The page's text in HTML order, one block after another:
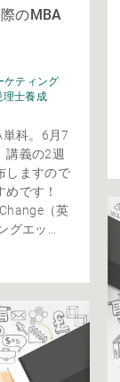
のMBA
ケティング
理士養成
科。6月7
講義の2週
しますので
です！
（英
エッ...